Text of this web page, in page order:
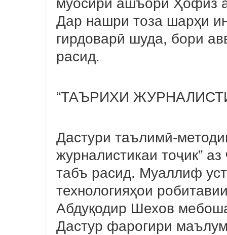
Дар нашри тоза шарҳи
гирдоварӣ шуда, бори
расид.
“ТАЪРИХИ
Дастури таълимӣ-
журналистикаи тоҷик”
табъ расид. Муаллиф
технологияҳои
Абдуқодир Шехов
Дастур фарогири